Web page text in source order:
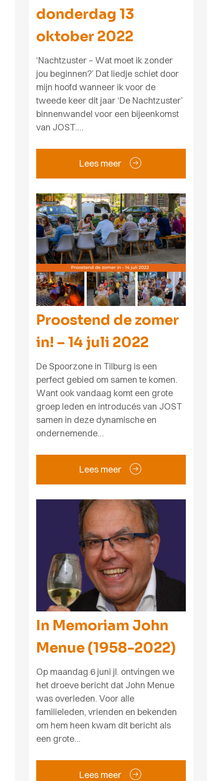
donderdag 13
oktober 2022
‘Nachtzuster – Wat moet ik zonder
jou beginnen?’ Dat liedje schiet door
mijn hoofd wanneer ik voor de
tweede keer dit jaar ‘De Nachtzuster’
binnenwandel voor een bijeenkomst
van JOST.…
Lees meer
Proostend de zomer
in! – 14 juli 2022
De Spoorzone in Tilburg is een
perfect gebied om samen te komen.
Want ook vandaag komt een grote
groep leden en introducés van JOST
samen in deze dynamische en
ondernemende…
Lees meer
In Memoriam John
Menue (1958-2022)
Op maandag 6 juni jl. ontvingen we
het droeve bericht dat John Menue
was overleden. Voor alle
familieleden, vrienden en bekenden
om hem heen kwam dit bericht als
een grote…
Lees meer